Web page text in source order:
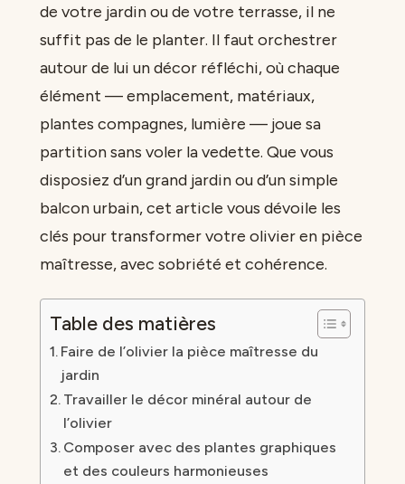
de votre jardin ou de votre terrasse, il ne
suffit pas de le planter. Il faut orchestrer
autour de lui un décor réfléchi, où chaque
élément — emplacement, matériaux,
plantes compagnes, lumière — joue sa
partition sans voler la vedette. Que vous
disposiez d’un grand jardin ou d’un simple
balcon urbain, cet article vous dévoile les
clés pour transformer votre olivier en pièce
maîtresse, avec sobriété et cohérence.
Table des matières
Faire de l’olivier la pièce maîtresse du
jardin
Travailler le décor minéral autour de
l’olivier
Composer avec des plantes graphiques
et des couleurs harmonieuses